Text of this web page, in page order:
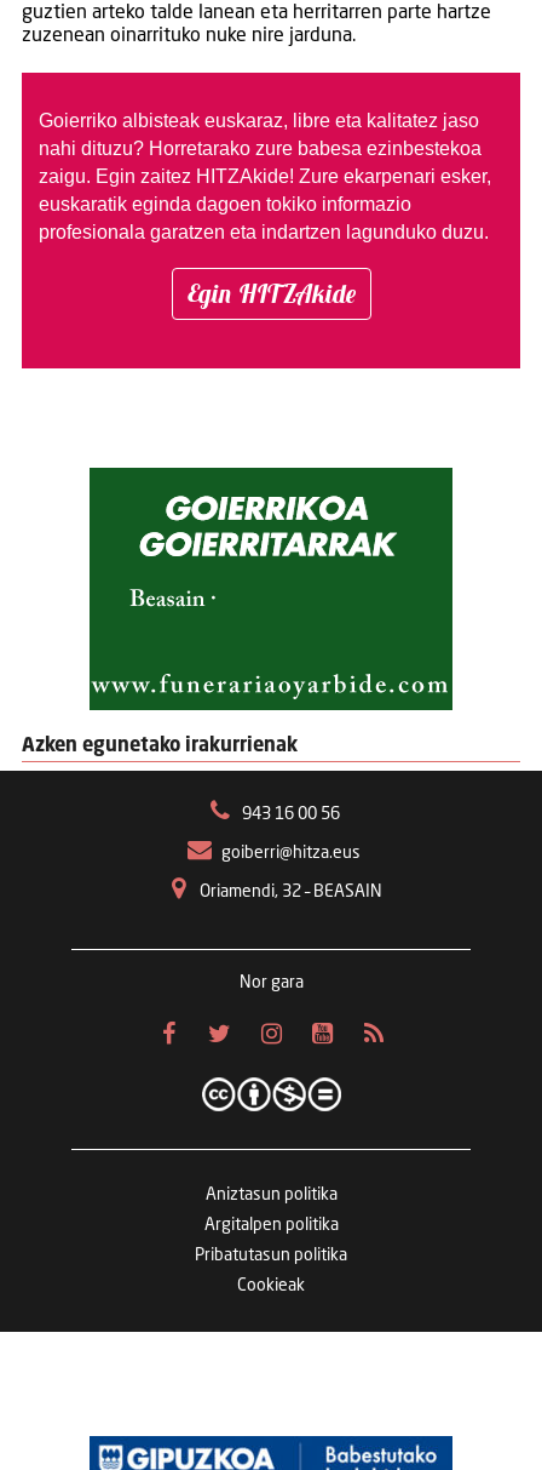
guztien arteko talde lanean eta herritarren parte hartze
zuzenean oinarrituko nuke nire jarduna.
Goierriko albisteak euskaraz, libre eta kalitatez jaso
nahi dituzu? Horretarako zure babesa ezinbestekoa
zaigu. Egin zaitez HITZAkide! Zure ekarpenari esker,
euskaratik eginda dagoen tokiko informazio
profesionala garatzen eta indartzen lagunduko duzu.
Egin HITZAkide
Azken egunetako irakurrienak
943 16 00 56
goiberri@hitza.eus
Oriamendi, 32 – BEASAIN
Nor gara
Aniztasun politika
Argitalpen politika
Pribatutasun politika
Cookieak